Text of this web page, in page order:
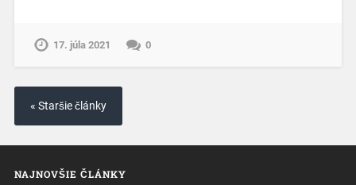
17. júla 2021 0
« Staršie články
NAJNOVŠIE ČLÁNKY